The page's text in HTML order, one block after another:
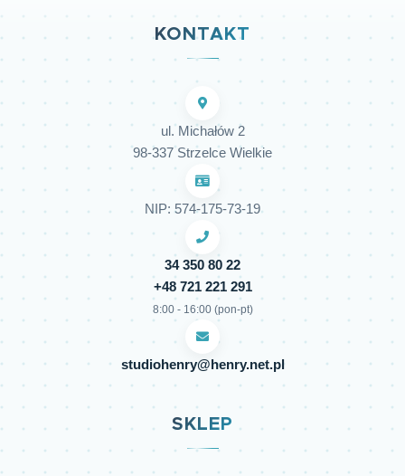
KONTAKT
ul. Michałów 2
98-337 Strzelce Wielkie
NIP: 574-175-73-19
34 350 80 22
+48 721 221 291
8:00 - 16:00 (pon-pt)
studiohenry@henry.net.pl
SKLEP